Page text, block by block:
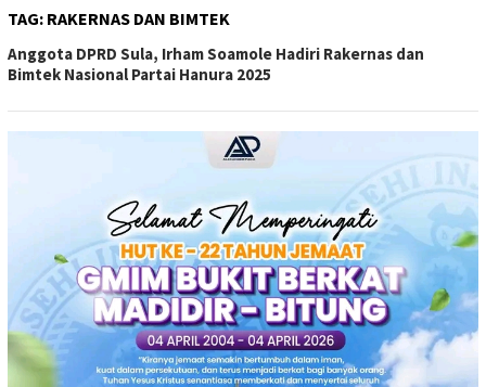
TAG: RAKERNAS DAN BIMTEK
Anggota DPRD Sula, Irham Soamole Hadiri Rakernas dan
Bimtek Nasional Partai Hanura 2025